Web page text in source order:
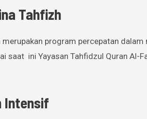
Tahfizh
program percepatan
saat ini Yayasan Tahfidzul Quran Al-
Intensif